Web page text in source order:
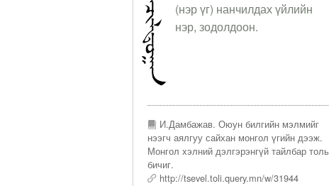
(нэр үг) нанчилдах үйлийн
нэр, зодолдоон.
И.Дамбажав. Оюун билгийн мэлмийг
нээгч аялгуу сайхан монгол үгийн дээж.
Монгол хэлний дэлгэрэнгүй тайлбар толь
бичиг.
http://tsevel.toli.query.mn/w/31944